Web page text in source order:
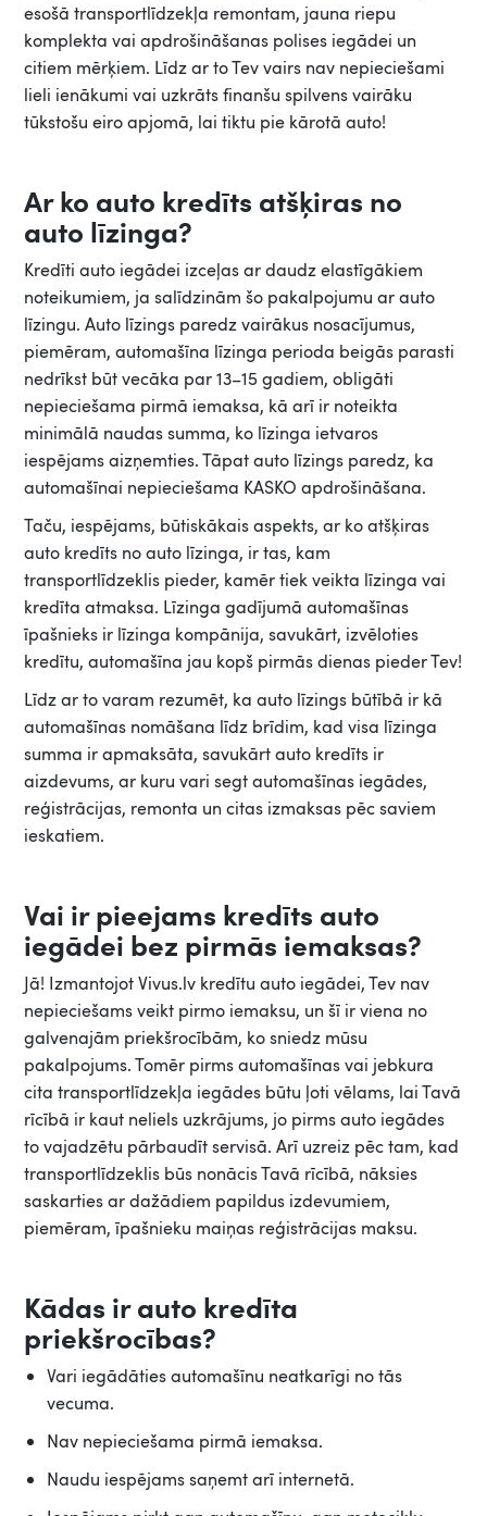
esošā transportlīdzekļa remontam, jauna riepu
komplekta vai apdrošināšanas polises iegādei un
citiem mērķiem. Līdz ar to Tev vairs nav nepieciešami
lieli ienākumi vai uzkrāts finanšu spilvens vairāku
tūkstošu eiro apjomā, lai tiktu pie kārotā auto!
Ar ko auto kredīts atšķiras no
auto līzinga?
Kredīti auto iegādei izceļas ar daudz elastīgākiem
noteikumiem, ja salīdzinām šo pakalpojumu ar auto
līzingu. Auto līzings paredz vairākus nosacījumus,
piemēram, automašīna līzinga perioda beigās parasti
nedrīkst būt vecāka par 13–15 gadiem, obligāti
nepieciešama pirmā iemaksa, kā arī ir noteikta
minimālā naudas summa, ko līzinga ietvaros
iespējams aizņemties. Tāpat auto līzings paredz, ka
automašīnai nepieciešama KASKO apdrošināšana.
Taču, iespējams, būtiskākais aspekts, ar ko atšķiras
auto kredīts no auto līzinga, ir tas, kam
transportlīdzeklis pieder, kamēr tiek veikta līzinga vai
kredīta atmaksa. Līzinga gadījumā automašīnas
īpašnieks ir līzinga kompānija, savukārt, izvēloties
kredītu, automašīna jau kopš pirmās dienas pieder Tev!
Līdz ar to varam rezumēt, ka auto līzings būtībā ir kā
automašīnas nomāšana līdz brīdim, kad visa līzinga
summa ir apmaksāta, savukārt auto kredīts ir
aizdevums, ar kuru vari segt automašīnas iegādes,
reģistrācijas, remonta un citas izmaksas pēc saviem
ieskatiem.
Vai ir pieejams kredīts auto
iegādei bez pirmās iemaksas?
Jā! Izmantojot Vivus.lv kredītu auto iegādei, Tev nav
nepieciešams veikt pirmo iemaksu, un šī ir viena no
galvenajām priekšrocībām, ko sniedz mūsu
pakalpojums. Tomēr pirms automašīnas vai jebkura
cita transportlīdzekļa iegādes būtu ļoti vēlams, lai Tavā
rīcībā ir kaut neliels uzkrājums, jo pirms auto iegādes
to vajadzētu pārbaudīt servisā. Arī uzreiz pēc tam, kad
transportlīdzeklis būs nonācis Tavā rīcībā, nāksies
saskarties ar dažādiem papildus izdevumiem,
piemēram, īpašnieku maiņas reģistrācijas maksu.
Kādas ir auto kredīta
priekšrocības?
Vari iegādāties automašīnu neatkarīgi no tās
vecuma.
Nav nepieciešama pirmā iemaksa.
Naudu iespējams saņemt arī internetā.